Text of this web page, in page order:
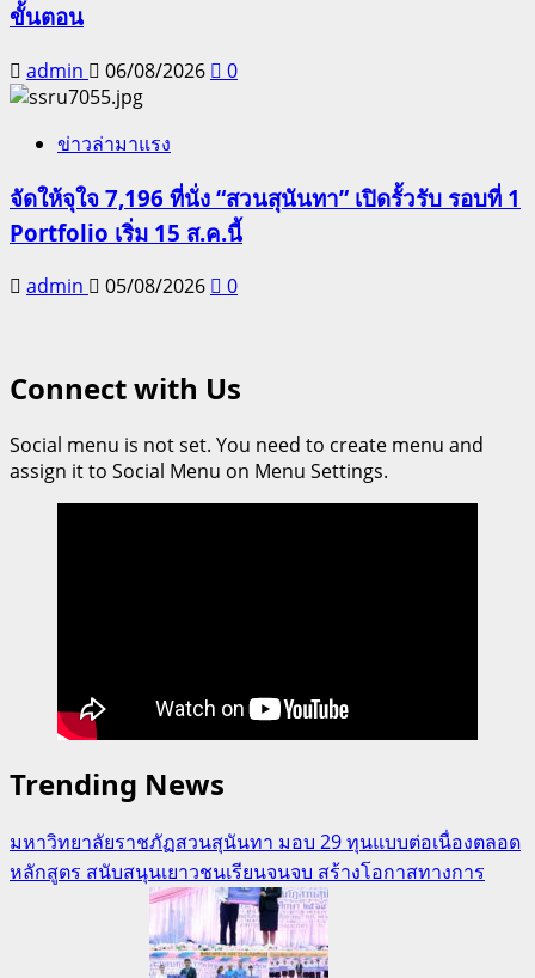
ขั้นตอน
admin 06/08/2026 0
ข่าวล่ามาแรง
จัดให้จุใจ 7,196 ที่นั่ง “สวนสุนันทา” เปิดรั้วรับ รอบที่ 1
Portfolio เริ่ม 15 ส.ค.นี้
admin 05/08/2026 0
Connect with Us
Social menu is not set. You need to create menu and
assign it to Social Menu on Menu Settings.
Trending News
มหาวิทยาลัยราชภัฏสวนสุนันทา มอบ 29 ทุนแบบต่อเนื่องตลอด
หลักสูตร สนับสนุนเยาวชนเรียนจนจบ สร้างโอกาสทางการ